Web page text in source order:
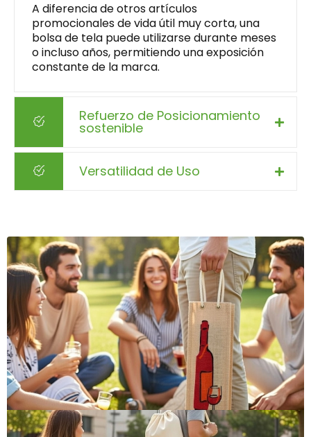
A diferencia de otros artículos
promocionales de vida útil muy corta, una
bolsa de tela puede utilizarse durante meses
o incluso años, permitiendo una exposición
constante de la marca.
Refuerzo de Posicionamiento
sostenible
Versatilidad de Uso